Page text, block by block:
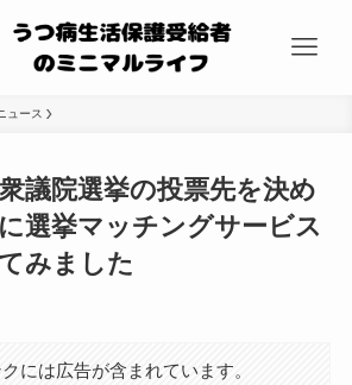
ュース
議院選挙の投票先を決め
選挙マッチングサービス
みました
には広告が含まれています。